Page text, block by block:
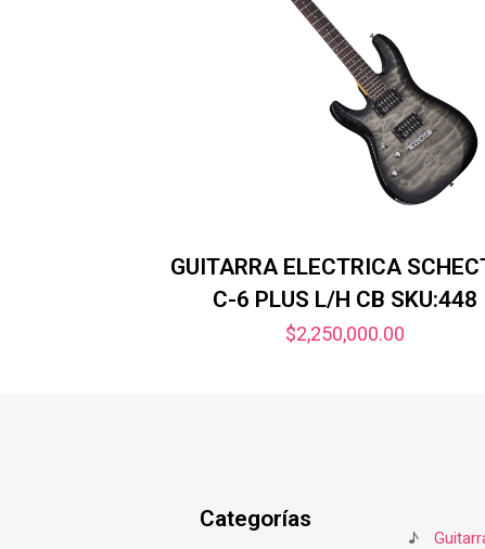
GUITARRA ELECTRICA
C-6 PLUS L/H CB SKU:448
$2,250,000.00
Categorías
♪